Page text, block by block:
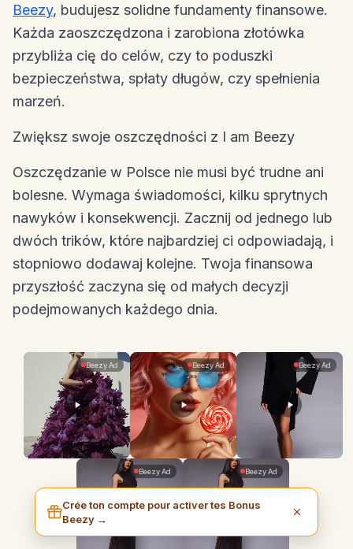
Beezy, budujesz solidne fundamenty finansowe.
Każda zaoszczędzona i zarobiona złotówka
przybliża cię do celów, czy to poduszki
bezpieczeństwa, spłaty długów, czy spełnienia
marzeń.
Zwiększ swoje oszczędności z I am Beezy
Oszczędzanie w Polsce nie musi być trudne ani
bolesne. Wymaga świadomości, kilku sprytnych
nawyków i konsekwencji. Zacznij od jednego lub
dwóch trików, które najbardziej ci odpowiadają, i
stopniowo dodawaj kolejne. Twoja finansowa
przyszłość zaczyna się od małych decyzji
podejmowanych każdego dnia.
Crée ton compte pour activer tes Bonus
Beezy →